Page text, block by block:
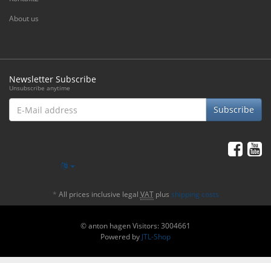
About us
Newsletter Subscribe
Unsubscribe anytime
E-
Mail
address
Subscribe
* All prices inclusive legal VATplus shipping costs
© anton hagenVisitors: 3004661
Powered by JTL-Shop